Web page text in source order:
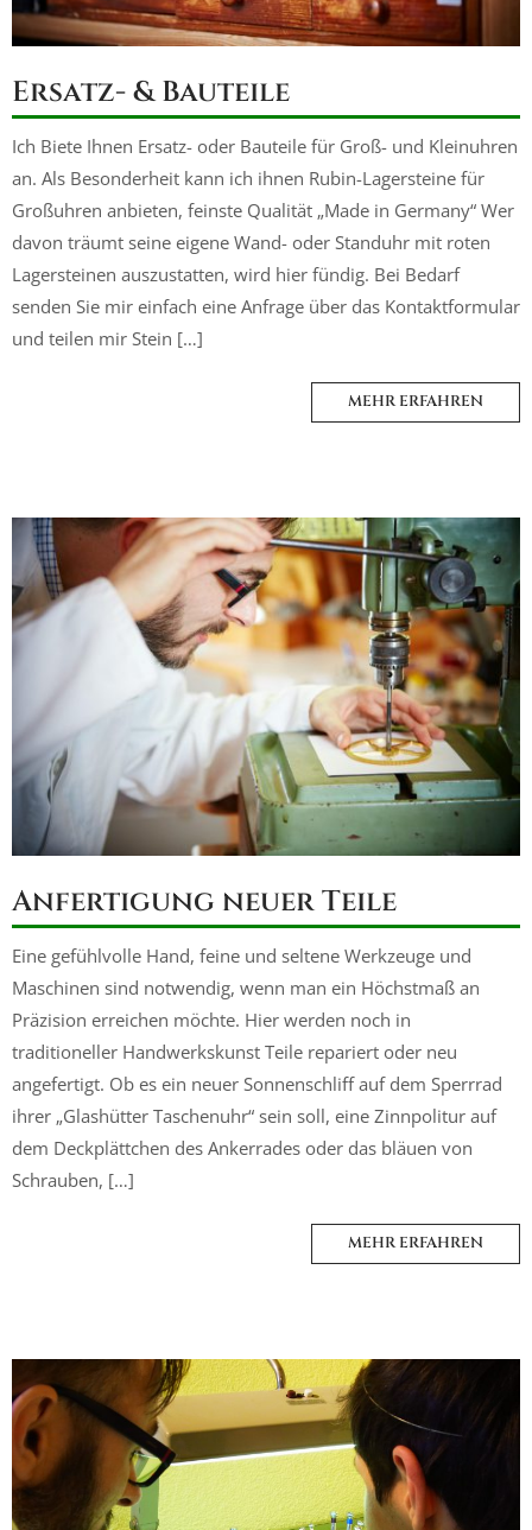
Ersatz- & Bauteile
Ich Biete Ihnen Ersatz- oder Bauteile für Groß- und Kleinuhren
an. Als Besonderheit kann ich ihnen Rubin-Lagersteine für
Großuhren anbieten, feinste Qualität „Made in Germany“ Wer
davon träumt seine eigene Wand- oder Standuhr mit roten
Lagersteinen auszustatten, wird hier fündig. Bei Bedarf
senden Sie mir einfach eine Anfrage über das Kontaktformular
und teilen mir Stein […]
MEHR ERFAHREN
Anfertigung neuer Teile
Eine gefühlvolle Hand, feine und seltene Werkzeuge und
Maschinen sind notwendig, wenn man ein Höchstmaß an
Präzision erreichen möchte. Hier werden noch in
traditioneller Handwerkskunst Teile repariert oder neu
angefertigt. Ob es ein neuer Sonnenschliff auf dem Sperrrad
ihrer „Glashütter Taschenuhr“ sein soll, eine Zinnpolitur auf
dem Deckplättchen des Ankerrades oder das bläuen von
Schrauben, […]
MEHR ERFAHREN